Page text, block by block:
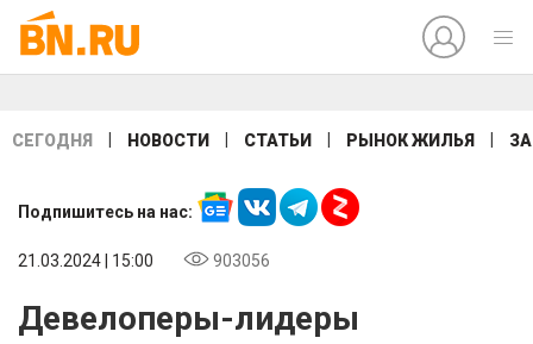
СЕГОДНЯ НОВОСТИ СТАТЬИ РЫНОК ЖИЛЬЯ
Подпишитесь на нас:
21.03.2024 | 15:00 903056
Девелоперы-лидеры